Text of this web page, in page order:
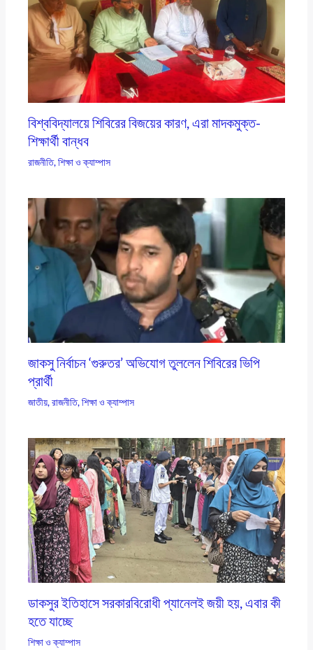
বিশ্ববিদ্যালয়ে শিবিরের বিজয়ের কারণ, এরা মাদকমুক্ত-
শিক্ষার্থী বান্ধব
রাজনীতি,শিক্ষা ও ক্যাম্পাস
জাকসু নির্বাচন ‘গুরুতর’ অভিযোগ তুললেন শিবিরের ভিপি
প্রার্থী
জাতীয়,রাজনীতি,শিক্ষা ও ক্যাম্পাস
ডাকসুর ইতিহাসে সরকারবিরোধী প্যানেলই জয়ী হয়, এবার কী
হতে যাচ্ছে
শিক্ষা ও ক্যাম্পাস